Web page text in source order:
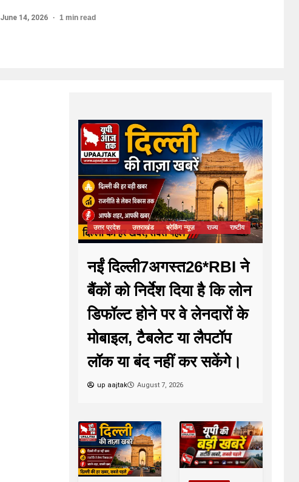
June 14, 2026 1 min read
उत्तर प्रदेश उत्तराखंड ब्रेकिंग न्यूज़ राज्य राष्टीय
नईं दिल्ली7अगस्त26*RBI ने
बैंकों को निर्देश दिया है कि लोन
डिफॉल्ट होने पर वे लेनदारों के
मोबाइल, टैबलेट या लैपटॉप
लॉक या बंद नहीं कर सकेंगे।
up aajtak August 7, 2026